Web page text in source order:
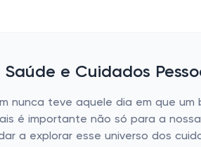
e Cuidados
nunca teve aquele dia em que
é importante não só para a
a explorar esse universo dos